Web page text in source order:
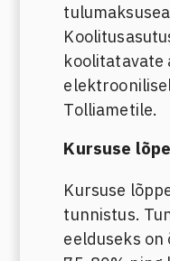
koolitatavate
Tolliametile.
Kursuse
Kursuse
tunnistus.
eelduseks on